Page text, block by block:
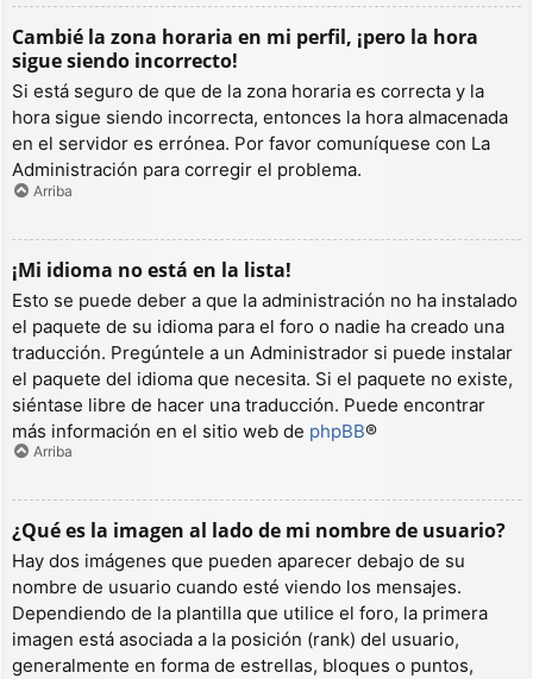
Cambié la zona horaria en mi perfil, ¡pero la hora
sigue siendo incorrecto!
Si está seguro de que de la zona horaria es correcta y la
hora sigue siendo incorrecta, entonces la hora almacenada
en el servidor es errónea. Por favor comuníquese con La
Administración para corregir el problema.
Arriba
¡Mi idioma no está en la lista!
Esto se puede deber a que la administración no ha instalado
el paquete de su idioma para el foro o nadie ha creado una
traducción. Pregúntele a un Administrador si puede instalar
el paquete del idioma que necesita. Si el paquete no existe,
siéntase libre de hacer una traducción. Puede encontrar
más información en el sitio web de phpBB®
Arriba
¿Qué es la imagen al lado de mi nombre de usuario?
Hay dos imágenes que pueden aparecer debajo de su
nombre de usuario cuando esté viendo los mensajes.
Dependiendo de la plantilla que utilice el foro, la primera
imagen está asociada a la posición (rank) del usuario,
generalmente en forma de estrellas, bloques o puntos,